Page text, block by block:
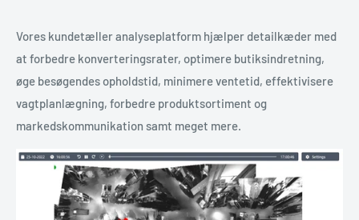
Vores kundetæller analyseplatform hjælper detailkæder med
at forbedre konverteringsrater, optimere butiksindretning,
øge besøgendes opholdstid, minimere ventetid, effektivisere
vagtplanlægning, forbedre produktsortiment og
markedskommunikation samt meget mere.